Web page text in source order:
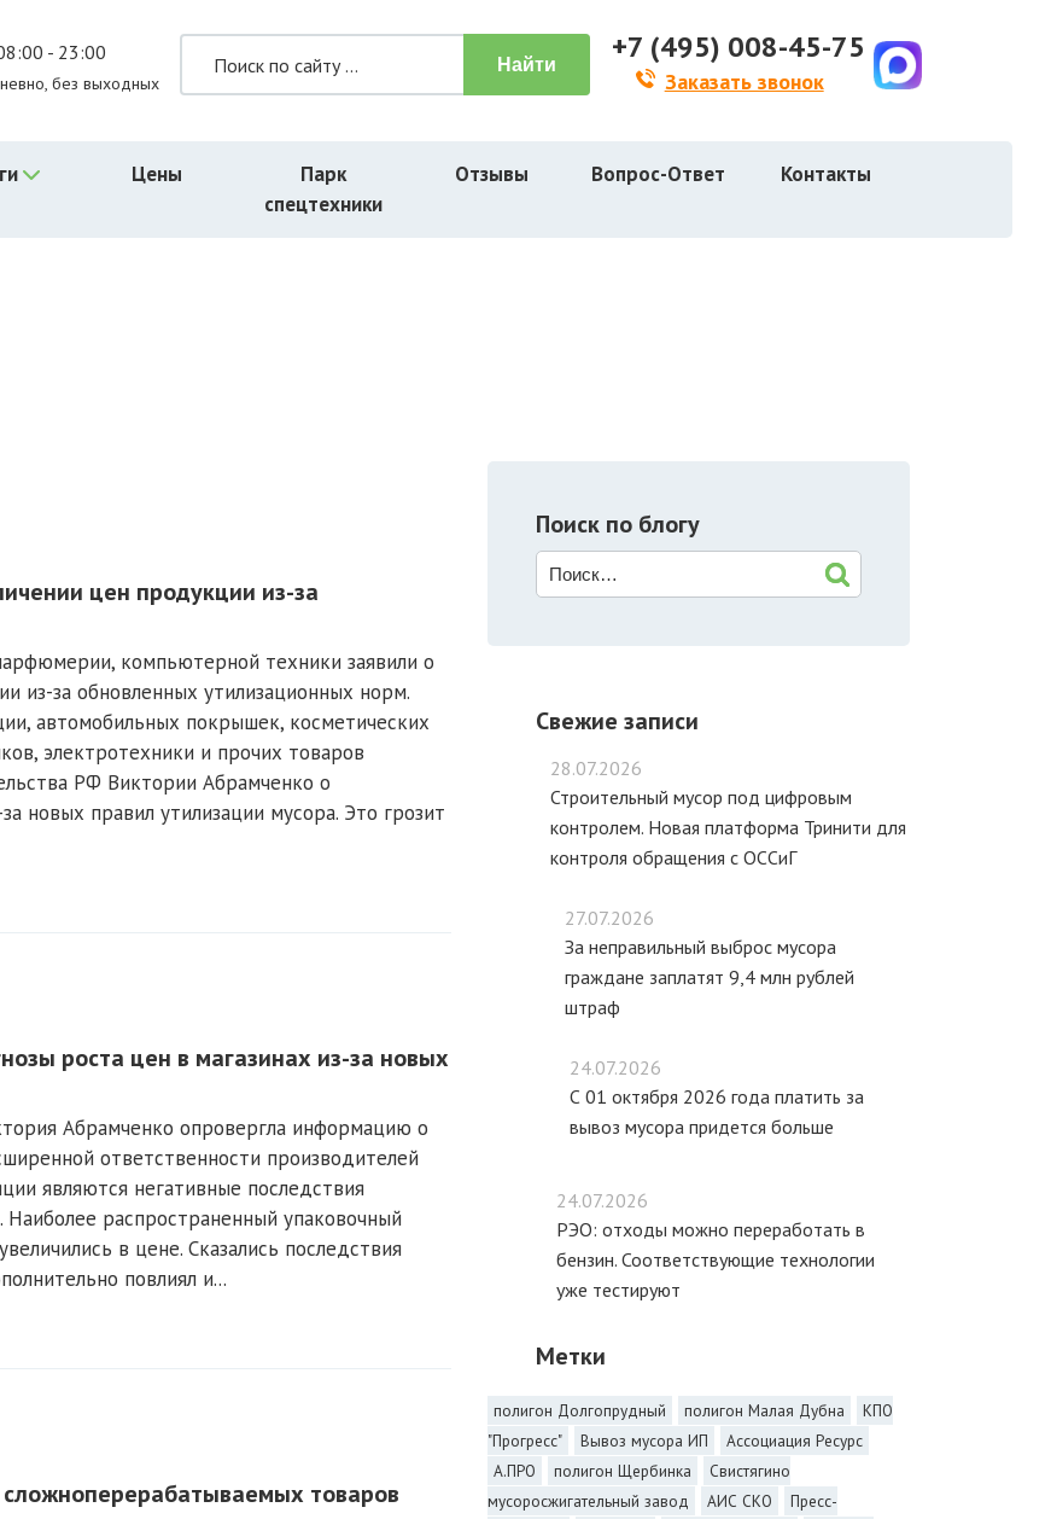
- 23:00
без выходных
+7 (495) 008-45-75
Заказать звонок
Цены
Парк
спецтехники
Отзывы Вопрос-Ответ Контакты
цен продукции из-за
компьютерной техники заявили о
из-за обновленных утилизационных норм.
автомобильных покрышек, косметических
электротехники и прочих товаров
РФ Виктории Абрамченко о
новых правил утилизации мусора. Это грозит
роста цен в магазинах из-за новых
Абрамченко опровергла информацию о
ответственности производителей
являются негативные последствия
распространенный упаковочный
в цене. Сказались последствия
повлиял и...
товаров
Поиск по блогу
Свежие записи
28.07.2026
Строительный мусор под цифровым
контролем. Новая платформа Тринити для
контроля обращения с ОССиГ
27.07.2026
За неправильный выброс мусора
граждане заплатят 9,4 млн рублей
штраф
24.07.2026
С 01 октября 2026 года платить за
вывоз мусора придется больше
24.07.2026
РЭО: отходы можно переработать в
бензин. Соответствующие технологии
уже тестируют
Метки
полигон Долгопрудный полигон Малая Дубна
КПО
"Прогресс"
Вывоз мусора ИП
Ассоциация Ресурс
А.ПРО
полигон Щербинка
Свистягино
мусоросжигательный завод
АИС СКО
Пресс-